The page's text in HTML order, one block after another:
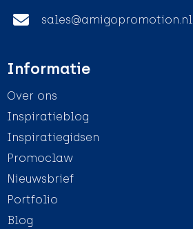
sales@amigopromotion.nl
Informatie
Over ons
Inspiratieblog
Inspiratiegidsen
Promoclaw
Nieuwsbrief
Portfolio
Blog